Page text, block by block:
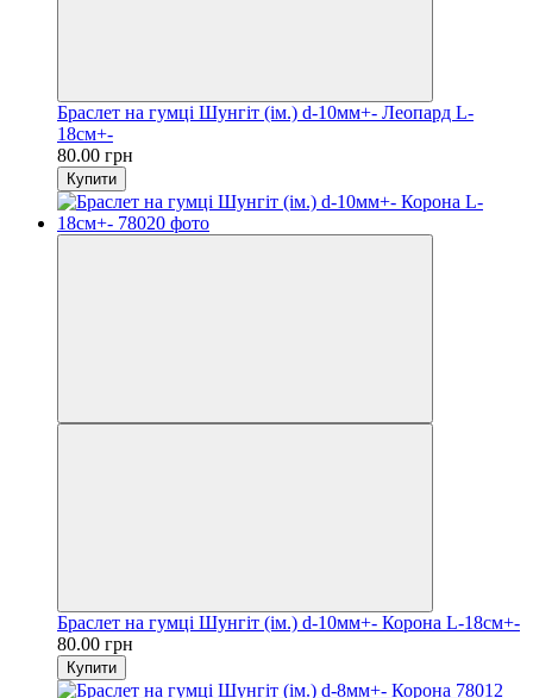
Браслет на гумці Шунгіт (ім.) d-10мм+- Леопард L-
18см+-
80.00 грн
Купити
Браслет на гумці Шунгіт (ім.) d-10мм+- Корона L-18см+-
80.00 грн
Купити